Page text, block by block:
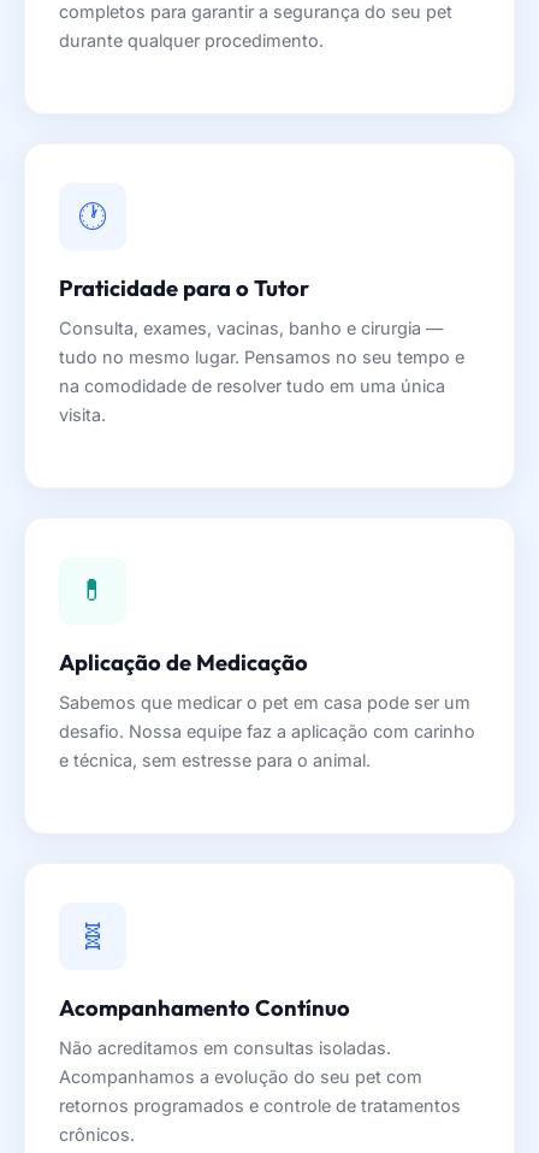
completos para garantir a segurança do seu pet
durante qualquer procedimento.
🕐
Praticidade para o Tutor
Consulta, exames, vacinas, banho e cirurgia —
tudo no mesmo lugar. Pensamos no seu tempo e
na comodidade de resolver tudo em uma única
visita.
💊
Aplicação de Medicação
Sabemos que medicar o pet em casa pode ser um
desafio. Nossa equipe faz a aplicação com carinho
e técnica, sem estresse para o animal.
🧬
Acompanhamento Contínuo
Não acreditamos em consultas isoladas.
Acompanhamos a evolução do seu pet com
retornos programados e controle de tratamentos
crônicos.